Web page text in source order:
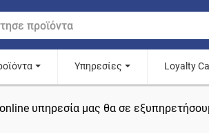
Υπηρεσίες Loyalty
υπηρεσία μας θα σε